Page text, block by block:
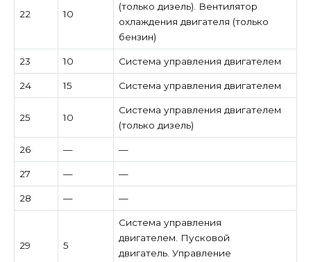
22 10
(только дизель). Вентилятор
охлаждения двигателя (только
бензин)
23 10 Система управления двигателем
24 15 Система управления двигателем
25 10
Система управления двигателем
(только дизель)
26 — —
27 — —
28 — —
29 5
Система управления
двигателем. Пусковой
двигатель. Управление